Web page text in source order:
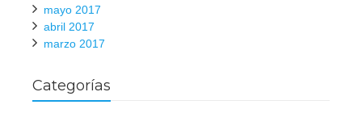
mayo 2017
abril 2017
marzo 2017
Categorías